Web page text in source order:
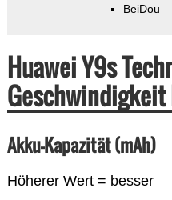
BeiDou
Huawei Y9s
Akku-Kapazität (mAh)
Höherer Wert = besser